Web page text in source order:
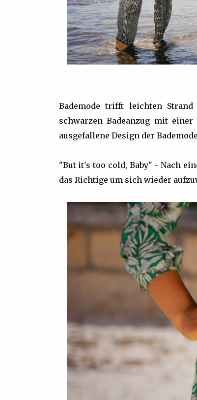
Bademode trifft leichten
schwarzen Badeanzug mit
ausgefallene Design der
"But it's too cold, Baby" - Nach
das Richtige um sich wieder